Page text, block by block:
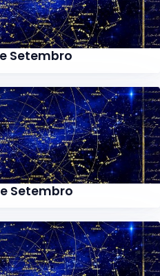
Setembro
Setembro